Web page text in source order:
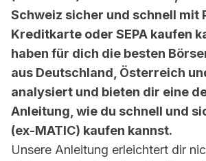
Schweiz sicher und schnell mit
Kreditkarte oder SEPA kaufen
haben für dich die besten
aus Deutschland, Österreich
analysiert und bieten dir eine
Anleitung, wie du schnell und
(ex-MATIC) kaufen kannst.
Unsere Anleitung erleichtert dir